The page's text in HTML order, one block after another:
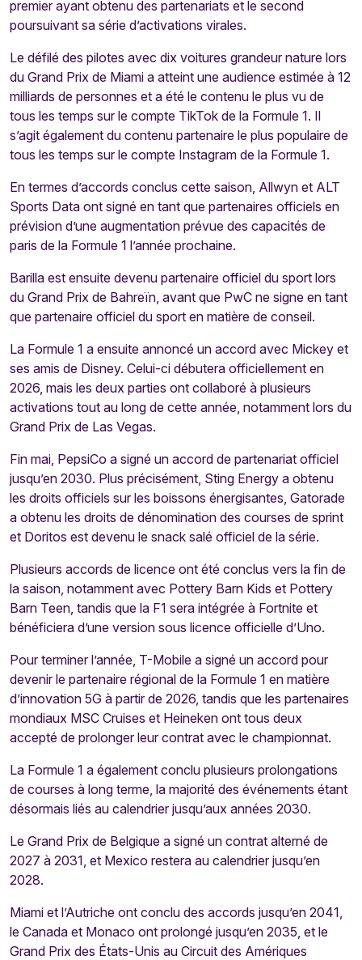
premier ayant obtenu des partenariats et le second
poursuivant sa série d’activations virales.
Le défilé des pilotes avec dix voitures grandeur nature lors
du Grand Prix de Miami a atteint une audience estimée à 12
milliards de personnes et a été le contenu le plus vu de
tous les temps sur le compte TikTok de la Formule 1. Il
s’agit également du contenu partenaire le plus populaire de
tous les temps sur le compte Instagram de la Formule 1.
En termes d’accords conclus cette saison, Allwyn et ALT
Sports Data ont signé en tant que partenaires officiels en
prévision d’une augmentation prévue des capacités de
paris de la Formule 1 l’année prochaine.
Barilla est ensuite devenu partenaire officiel du sport lors
du Grand Prix de Bahreïn, avant que PwC ne signe en tant
que partenaire officiel du sport en matière de conseil.
La Formule 1 a ensuite annoncé un accord avec Mickey et
ses amis de Disney. Celui-ci débutera officiellement en
2026, mais les deux parties ont collaboré à plusieurs
activations tout au long de cette année, notamment lors du
Grand Prix de Las Vegas.
Fin mai, PepsiCo a signé un accord de partenariat officiel
jusqu’en 2030. Plus précisément, Sting Energy a obtenu
les droits officiels sur les boissons énergisantes, Gatorade
a obtenu les droits de dénomination des courses de sprint
et Doritos est devenu le snack salé officiel de la série.
Plusieurs accords de licence ont été conclus vers la fin de
la saison, notamment avec Pottery Barn Kids et Pottery
Barn Teen, tandis que la F1 sera intégrée à Fortnite et
bénéficiera d’une version sous licence officielle d’Uno.
Pour terminer l’année, T-Mobile a signé un accord pour
devenir le partenaire régional de la Formule 1 en matière
d’innovation 5G à partir de 2026, tandis que les partenaires
mondiaux MSC Cruises et Heineken ont tous deux
accepté de prolonger leur contrat avec le championnat.
La Formule 1 a également conclu plusieurs prolongations
de courses à long terme, la majorité des événements étant
désormais liés au calendrier jusqu’aux années 2030.
Le Grand Prix de Belgique a signé un contrat alterné de
2027 à 2031, et Mexico restera au calendrier jusqu’en
2028.
Miami et l’Autriche ont conclu des accords jusqu’en 2041,
le Canada et Monaco ont prolongé jusqu’en 2035, et le
Grand Prix des États-Unis au Circuit des Amériques